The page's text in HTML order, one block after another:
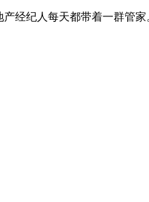
经纪人每天都带着一群管